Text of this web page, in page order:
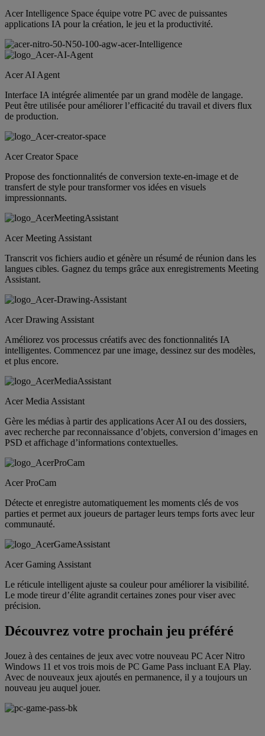
Acer Intelligence Space équipe votre PC avec de puissantes
applications IA pour la création, le jeu et la productivité.
Acer AI Agent
Interface IA intégrée alimentée par un grand modèle de langage.
Peut être utilisée pour améliorer l’efficacité du travail et divers flux
de production.
Acer Creator Space
Propose des fonctionnalités de conversion texte-en-image et de
transfert de style pour transformer vos idées en visuels
impressionnants.
Acer Meeting Assistant
Transcrit vos fichiers audio et génère un résumé de réunion dans les
langues cibles. Gagnez du temps grâce aux enregistrements Meeting
Assistant.
Acer Drawing Assistant
Améliorez vos processus créatifs avec des fonctionnalités IA
intelligentes. Commencez par une image, dessinez sur des modèles,
et plus encore.
Acer Media Assistant
Gère les médias à partir des applications Acer AI ou des dossiers,
avec recherche par reconnaissance d’objets, conversion d’images en
PSD et affichage d’informations contextuelles.
Acer ProCam
Détecte et enregistre automatiquement les moments clés de vos
parties et permet aux joueurs de partager leurs temps forts avec leur
communauté.
Acer Gaming Assistant
Le réticule intelligent ajuste sa couleur pour améliorer la visibilité.
Le mode tireur d’élite agrandit certaines zones pour viser avec
précision.
Découvrez votre prochain jeu préféré
Jouez à des centaines de jeux avec votre nouveau PC Acer Nitro
Windows 11 et vos trois mois de PC Game Pass incluant EA Play.
Avec de nouveaux jeux ajoutés en permanence, il y a toujours un
nouveau jeu auquel jouer.